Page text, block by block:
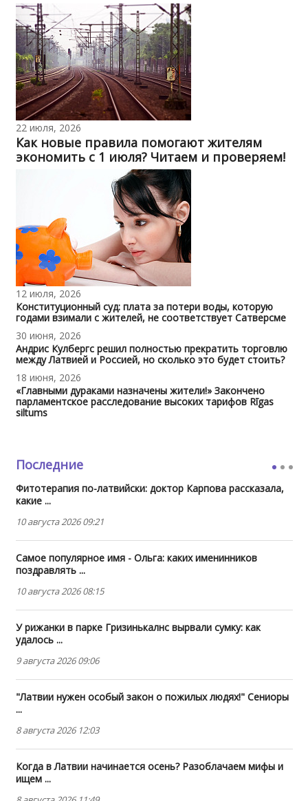
22 июля, 2026
Как новые правила помогают жителям
экономить с 1 июля? Читаем и проверяем!
12 июля, 2026
Конституционный суд: плата за потери воды, которую
годами взимали с жителей, не соответствует Сатверсме
30 июня, 2026
Андрис Кулбергс решил полностью прекратить торговлю
между Латвией и Россией, но сколько это будет стоить?
18 июня, 2026
«Главными дураками назначены жители!» Закончено
парламентское расследование высоких тарифов Rīgas
siltums
Последние
Фитотерапия по-латвийски: доктор Карпова рассказала,
какие ...
10 августа 2026 09:21
Самое популярное имя - Ольга: каких именинников
поздравлять ...
10 августа 2026 08:15
У рижанки в парке Гризинькалнс вырвали сумку: как
удалось ...
9 августа 2026 09:06
"Латвии нужен особый закон о пожилых людях!" Сениоры
...
8 августа 2026 12:03
Когда в Латвии начинается осень? Разоблачаем мифы и
ищем ...